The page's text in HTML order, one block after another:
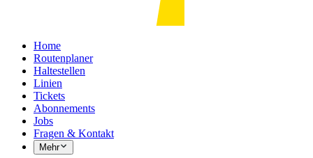
Home
Routenplaner
Haltestellen
Linien
Tickets
Abonnements
Jobs
Fragen & Kontakt
Mehr